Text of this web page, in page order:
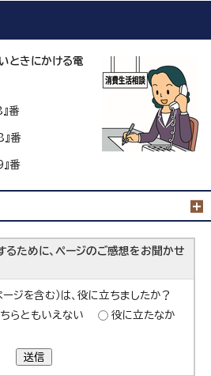
ときにかける電
番
番
番
るために、ページのご感想をお聞かせ
ジを含む）は、役に立ちましたか？
らともいえない
役に立たなか
送信